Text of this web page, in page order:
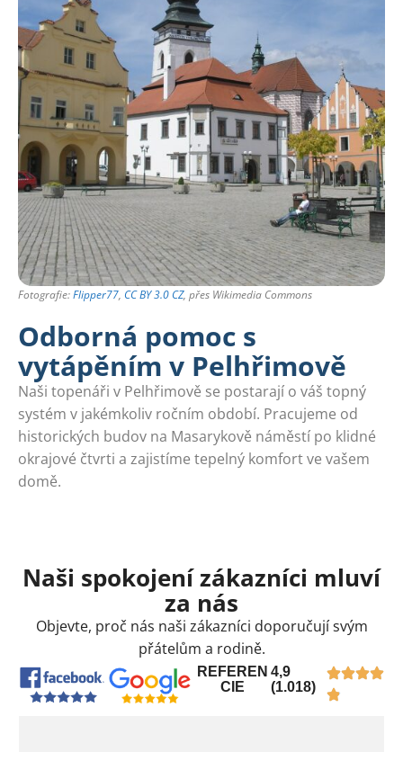
Fotografie:Flipper77, CC BY 3.0 CZ, přes Wikimedia Commons
Odborná pomoc s
vytápěním v Pelhřimově
Naši topenáři v Pelhřimově se postarají o váš topný
systém v jakémkoliv ročním období. Pracujeme od
historických budov na Masarykově náměstí po klidné
okrajové čtvrti a zajistíme tepelný komfort ve vašem
domě.
Naši spokojení zákazníci mluví
za nás
Objevte, proč nás naši zákazníci doporučují svým
přátelům a rodině.
REFEREN
CIE
4,9
(1.018)